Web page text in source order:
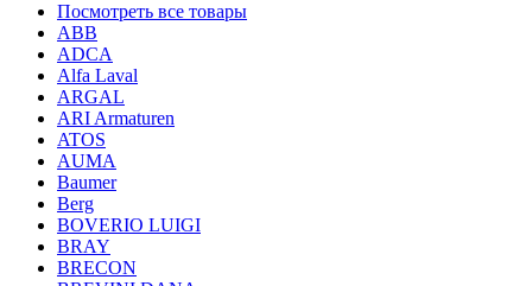
Посмотреть все товары
ABB
ADCA
Alfa Laval
ARGAL
ARI Armaturen
ATOS
AUMA
Baumer
Berg
BOVERIO LUIGI
BRAY
BRECON